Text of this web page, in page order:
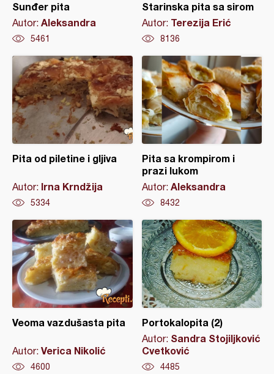
Sunđer pita
Autor: Aleksandra
5461
Starinska pita sa sirom
Autor: Terezija Erić
8136
Pita od piletine i gljiva
Autor: Irna Krndžija
5334
Pita sa krompirom i
prazi lukom
Autor: Aleksandra
8432
Veoma vazdušasta pita
Autor: Verica Nikolić
4600
Portokalopita (2)
Autor: Sandra Stojiljković
Cvetković
4485